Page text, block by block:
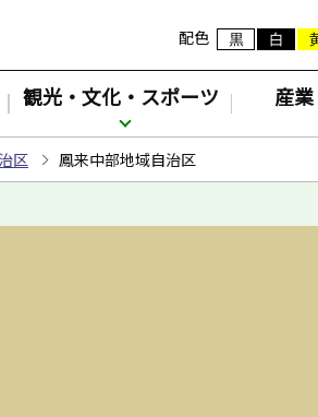
配色
観光・文化・スポーツ 産
区 鳳来中部地域自治区